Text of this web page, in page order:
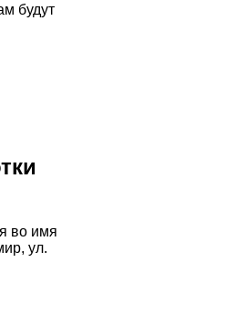
будут
во имя
ул.